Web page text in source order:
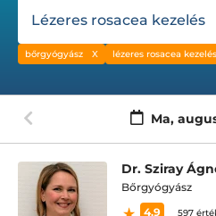
Lézeres rosacea kezelés
bőrgyógyász lézeres rosacea kezelés
Ma,
Dr. Sziray
Bőrgyógyász
4.9
597